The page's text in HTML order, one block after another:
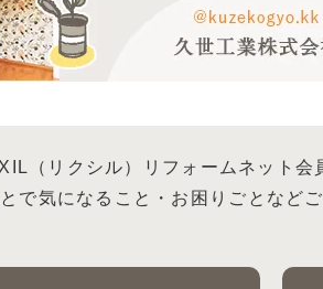
（リクシル）リフォームネット会
で気になること・お困りごとなど